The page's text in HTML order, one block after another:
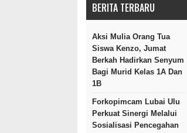
BERITA TERBARU
Aksi Mulia Orang Tua
Siswa Kenzo, Jumat
Berkah Hadirkan Senyum
Bagi Murid Kelas 1A Dan
1B
Forkopimcam Lubai Ulu
Perkuat Sinergi Melalui
Sosialisasi Pencegahan